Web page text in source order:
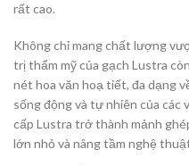
rất cao.
Không chỉ mang chất lượng
trị thẩm mỹ của gạch Lustra
nét hoa văn hoạ tiết, đa dạng
sống động và tự nhiên của các
cấp Lustra trở thành mảnh
lớn nhỏ và nâng tầm nghệ